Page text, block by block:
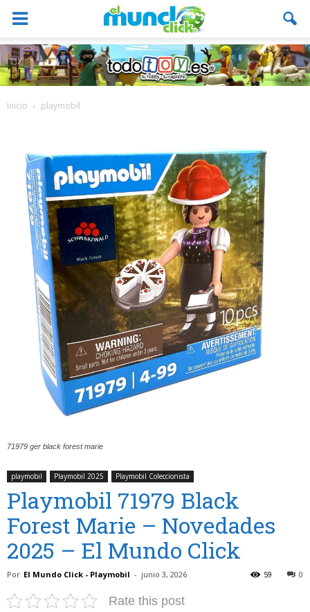
Inicio playmobil
71979 ger black forest marie
playmobil Playmobil 2025 Playmobil Coleccionista
Playmobil 71979 Black
Forest Marie – Novedades
2025 – El Mundo Click
Por El Mundo Click - Playmobil - junio 3, 2026 0
59
Rate this post